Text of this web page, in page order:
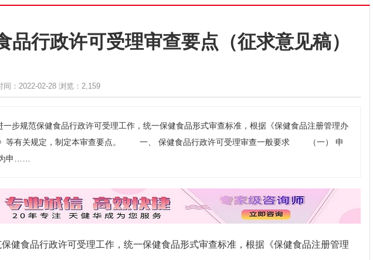
品行政许可受理审查要点（征求意见稿）
间：2022-02-28 浏览：2,159
一步规范保健食品行政许可受理工作，统一保健食品形式审查标准，根据《保健食品注册管理办
等有关规定，制定本审查要点。 一、 保健食品行政许可受理审查一般要求 （一） 申
申……
健食品行政许可受理工作，统一保健食品形式审查标准，根据《保健食品注册管理